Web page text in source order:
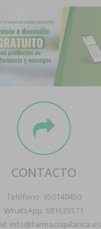
CONTACTO
Teléfono: 950140450
WhatsApp: 681635571
info@farmaciapilarica.es